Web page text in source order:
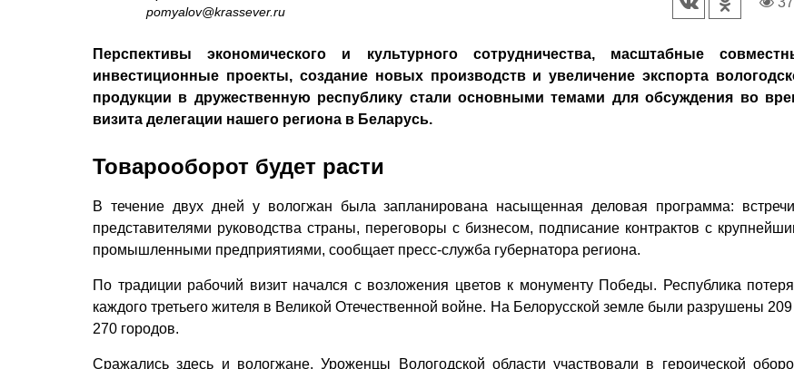
pomyalov@krassever.ru
Перспективы экономического и культурного сотрудничества, масштабные
инвестиционные проекты, создание новых производств и увеличение экспорта
продукции в дружественную республику стали основными темами для обсуждения во
визита делегации нашего региона в Беларусь.
Товарооборот будет расти
В течение двух дней у вологжан была запланирована насыщенная деловая программа:
представителями руководства страны, переговоры с бизнесом, подписание контрактов с
промышленными предприятиями, сообщает пресс-служба губернатора региона.
По традиции рабочий визит начался с возложения цветов к монументу Победы. Республика
каждого третьего жителя в Великой Отечественной войне. На Белорусской земле были разрушены 209
270 городов.
Сражались здесь и вологжане. Уроженцы Вологодской области участвовали в героической